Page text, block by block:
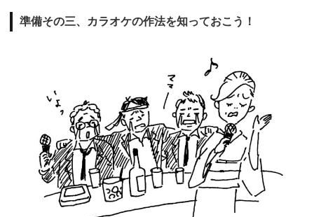
準備その三、カラオケの作法を知っておこう！